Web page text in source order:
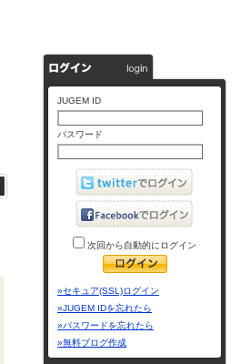
JUGEM ID
パスワード
次回から自動的にログイン
»セキュア(SSL)ログイン
»JUGEM IDを忘れたら
»パスワードを忘れたら
»無料ブログ作成